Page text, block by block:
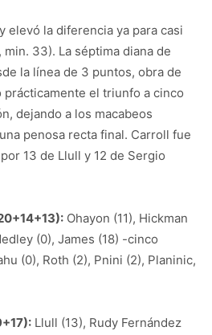
elevó la diferencia ya para casi
33). La séptima diana de
la línea de 3 puntos, obra de
el triunfo a cinco
dejando a los macabeos
penosa recta final. Carroll fue
13 de Llull y 12 de Sergio
Ohayon (11), Hickman
(0), James (18) -cinco
(0), Roth (2), Pnini (2), Planinic,
Llull (13), Rudy Fernández